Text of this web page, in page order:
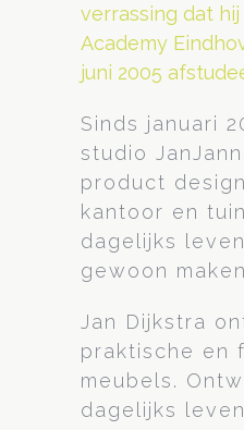
verrassing dat
Academy
juni 2005
Sinds januari
studio
product
kantoor en
dagelijks
gewoon
Jan Dijkstra
praktische en
meubels.
dagelijks